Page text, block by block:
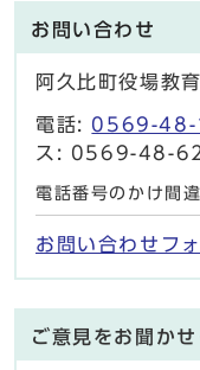
お問い合わせ
阿久比町役場教
電話: 0569-48-
ス: 0569-48-
電話番号のかけ間
お問い合わせフ
ご意見をお聞か